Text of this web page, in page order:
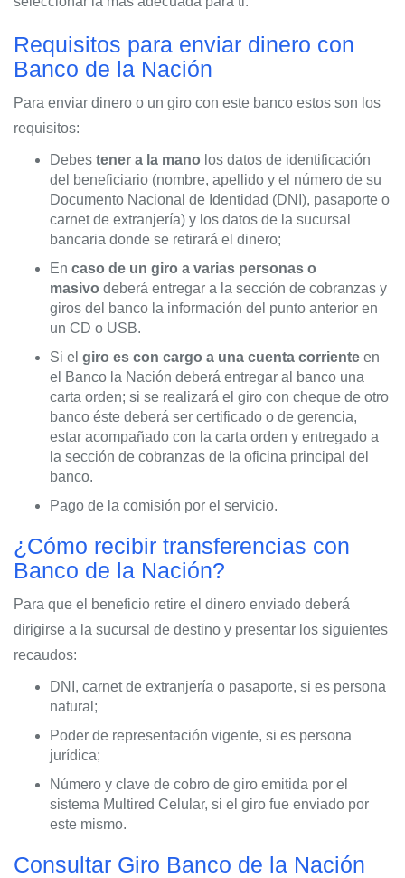
Requisitos para enviar dinero con
Banco de la Nación
Para enviar dinero o un giro con este banco estos son los
requisitos:
Debes tener a la mano los datos de identificación
del beneficiario (nombre, apellido y el número de su
Documento Nacional de Identidad (DNI), pasaporte o
carnet de extranjería) y los datos de la sucursal
bancaria donde se retirará el dinero;
En caso de un giro a varias personas o
masivo deberá entregar a la sección de cobranzas y
giros del banco la información del punto anterior en
un CD o USB.
Si el giro es con cargo a una cuenta corriente en
el Banco la Nación deberá entregar al banco una
carta orden; si se realizará el giro con cheque de otro
banco éste deberá ser certificado o de gerencia,
estar acompañado con la carta orden y entregado a
la sección de cobranzas de la oficina principal del
banco.
Pago de la comisión por el servicio.
¿Cómo recibir transferencias con
Banco de la Nación?
Para que el beneficio retire el dinero enviado deberá
dirigirse a la sucursal de destino y presentar los siguientes
recaudos:
DNI, carnet de extranjería o pasaporte, si es persona
natural;
Poder de representación vigente, si es persona
jurídica;
Número y clave de cobro de giro emitida por el
sistema Multired Celular, si el giro fue enviado por
este mismo.
Consultar Giro Banco de la Nación